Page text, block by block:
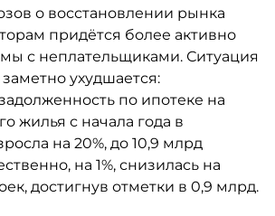
о восстановлении рынка
придётся более активно
с неплательщиками. Ситуация
ухудшается:
по ипотеке на
жилья с начала года в
на 20%, до 10,9 млрд
на 1%, снизилась на
достигнув отметки в 0,9 млрд.